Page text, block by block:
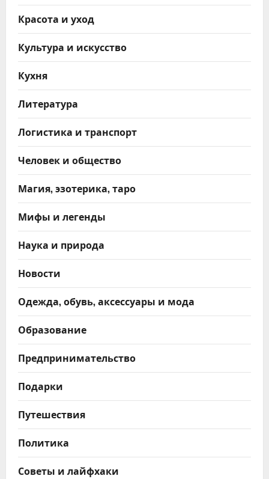
Красота и уход
Культура и искусство
Кухня
Литература
Логистика и транспорт
Человек и общество
Магия, эзотерика, таро
Мифы и легенды
Наука и природа
Новости
Одежда, обувь, аксессуары и мода
Образование
Предпринимательство
Подарки
Путешествия
Политика
Советы и лайфхаки